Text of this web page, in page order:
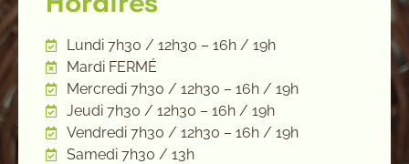
Lundi 7h30 / 12h30 – 16h / 19h
Mardi FERMÉ
Mercredi 7h30 / 12h30 – 16h / 19h
Jeudi 7h30 / 12h30 – 16h / 19h
Vendredi 7h30 / 12h30 – 16h / 19h
Samedi 7h30 / 13h